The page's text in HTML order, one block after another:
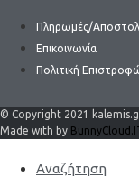
Πληρωμές/
Επικοινωνία
Πολιτική
© Copyright 2021
Made with by
Αναζήτηση